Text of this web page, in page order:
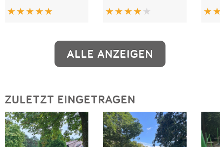
ALLE ANZEIGEN
ZULETZT EINGETRAGEN